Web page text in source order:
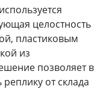
целостность
пластиковым
из
позволяет в
от склада